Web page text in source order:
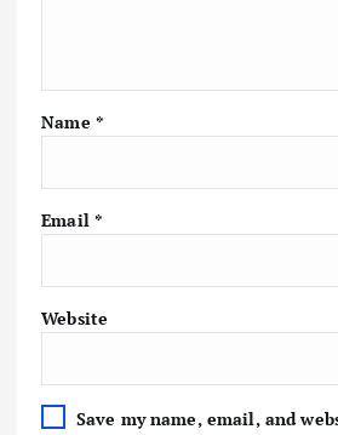
Name *
Email *
Website
Save my name, email, and